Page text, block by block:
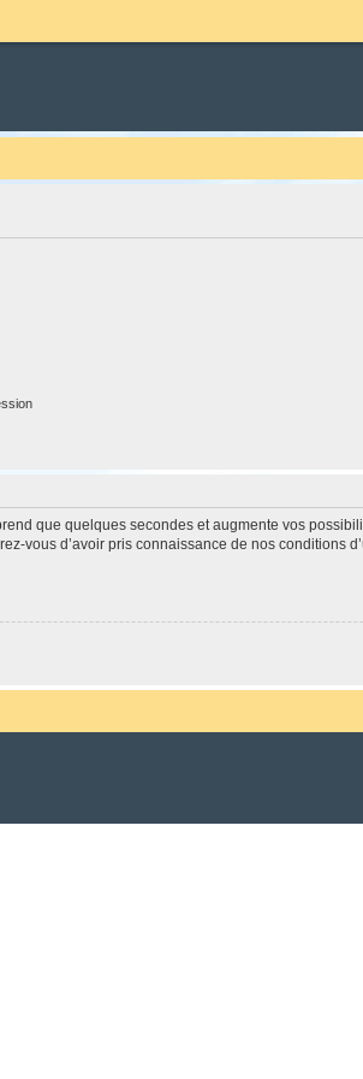
que quelques secondes et augmente vos
vous d’avoir pris connaissance de nos conditions